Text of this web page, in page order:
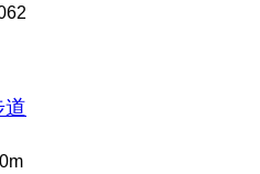
道